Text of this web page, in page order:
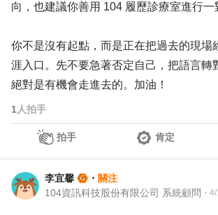
向，也建議你善用 104 履歷診療室進行一
你不是沒有起點，而是正在把過去的現場
涯入口。先不要急著否定自己，把語言轉
絕對是有機會走進去的。加油！
1 人拍手
拍手 肯定
李宜馨 ・ 關注
104資訊科技股份有限公司 系統顧問 ・